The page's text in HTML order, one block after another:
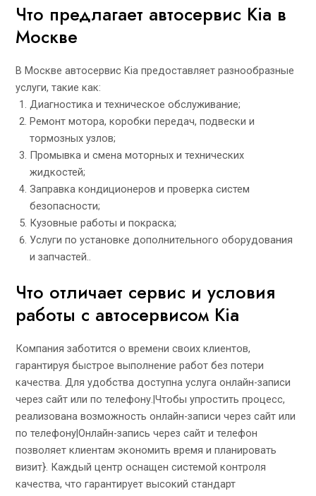
Что предлагает автосервис Kia в
Москве
В Москве автосервис Kia предоставляет разнообразные
услуги, такие как:
Диагностика и техническое обслуживание;
Ремонт мотора, коробки передач, подвески и
тормозных узлов;
Промывка и смена моторных и технических
жидкостей;
Заправка кондиционеров и проверка систем
безопасности;
Кузовные работы и покраска;
Услуги по установке дополнительного оборудования
и запчастей..
Что отличает сервис и условия
работы с автосервисом Kia
Компания заботится о времени своих клиентов,
гарантируя быстрое выполнение работ без потери
качества. Для удобства доступна услуга онлайн-записи
через сайт или по телефону.|Чтобы упростить процесс,
реализована возможность онлайн-записи через сайт или
по телефону|Онлайн-запись через сайт и телефон
позволяет клиентам экономить время и планировать
визит}. Каждый центр оснащен системой контроля
качества, что гарантирует высокий стандарт